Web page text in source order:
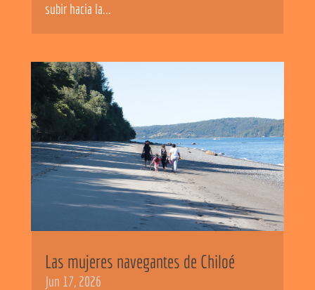
subir hacia la...
Las mujeres navegantes de Chiloé
Jun 17, 2026